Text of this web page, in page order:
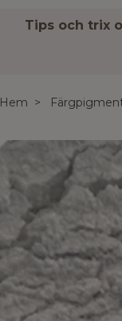
Tips och trix
Hem